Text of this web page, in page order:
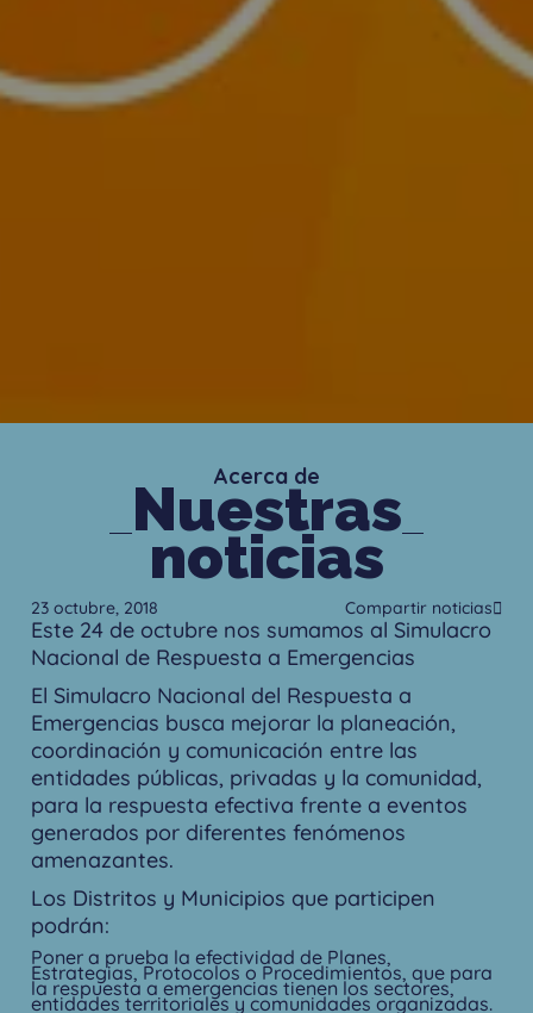
Acerca de
Nuestras
noticias
23 octubre, 2018 Compartir noticias
Este 24 de octubre nos sumamos al Simulacro
Nacional de Respuesta a Emergencias
El Simulacro Nacional del Respuesta a
Emergencias busca mejorar la planeación,
coordinación y comunicación entre las
entidades públicas, privadas y la comunidad,
para la respuesta efectiva frente a eventos
generados por diferentes fenómenos
amenazantes.
Los Distritos y Municipios que participen
podrán:
Poner a prueba la efectividad de Planes,
Estrategias, Protocolos o Procedimientos, que para
la respuesta a emergencias tienen los sectores,
entidades territoriales y comunidades organizadas.